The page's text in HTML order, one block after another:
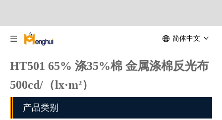
简体中文
HT501 65% 涤35%棉 金属涤棉反光布
500cd/（lx·m²）
首页 » 反光材料 » 金属涤棉反光布 » HT501 65% 涤35%棉 金属涤棉反
光布 500cd/（lx·m²）
产品类别